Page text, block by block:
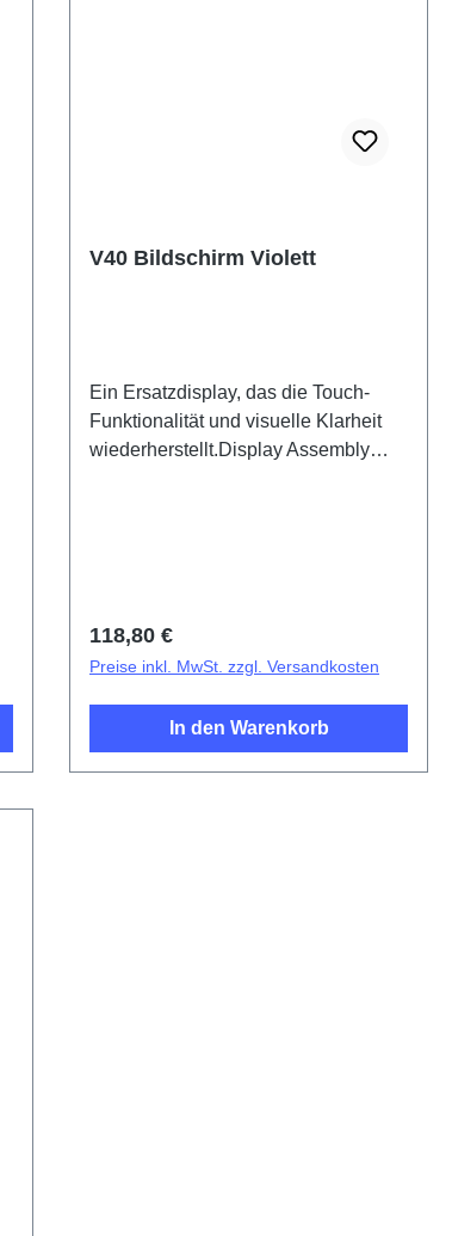
V40 Bildschirm Violett
Ein Ersatzdisplay, das die Touch-
Funktionalität und visuelle Klarheit
wiederherstellt.Display Assembly
Regulärer Preis:
118,80 €
Preise inkl. MwSt. zzgl. Versandkosten
In den Warenkorb